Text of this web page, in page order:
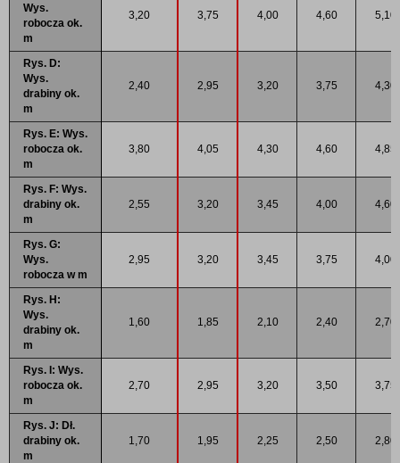
Wys.
robocza ok.
m
3,20 3,75 4,00 4,60 5,10
Rys. D:
Wys.
drabiny ok.
m
2,40 2,95 3,20 3,75 4,30
Rys. E: Wys.
robocza ok.
m
3,80 4,05 4,30 4,60 4,85
Rys. F: Wys.
drabiny ok.
m
2,55 3,20 3,45 4,00 4,60
Rys. G:
Wys.
robocza w m
2,95 3,20 3,45 3,75 4,00
Rys. H:
Wys.
drabiny ok.
m
1,60 1,85 2,10 2,40 2,70
Rys. I: Wys.
robocza ok.
m
2,70 2,95 3,20 3,50 3,75
Rys. J: Dł.
drabiny ok.
m
1,70 1,95 2,25 2,50 2,80